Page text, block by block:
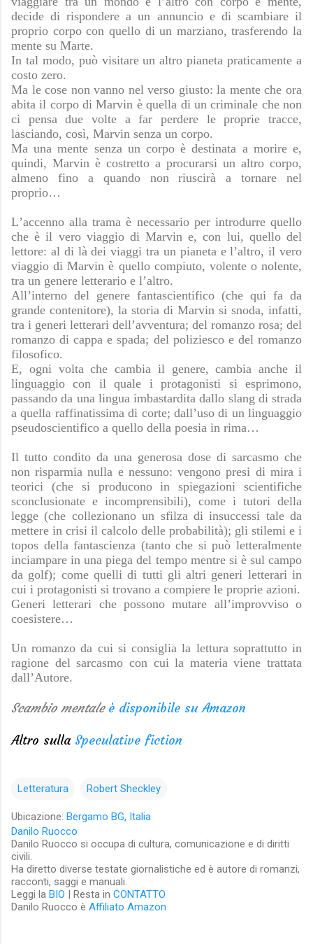
decide di rispondere a un annuncio e di scambiare il
proprio corpo con quello di un marziano, trasferendo la
mente su Marte.
In tal modo, può visitare un altro pianeta praticamente a
costo zero.
Ma le cose non vanno nel verso giusto: la mente che ora
abita il corpo di Marvin è quella di un criminale che non
ci pensa due volte a far perdere le proprie tracce,
lasciando, così, Marvin senza un corpo.
Ma una mente senza un corpo è destinata a morire e,
quindi, Marvin è costretto a procurarsi un altro corpo,
almeno fino a quando non riuscirà a tornare nel
proprio…
L’accenno alla trama è necessario per introdurre quello
che è il vero viaggio di Marvin e, con lui, quello del
lettore: al di là dei viaggi tra un pianeta e l’altro, il vero
viaggio di Marvin è quello compiuto, volente o nolente,
tra un genere letterario e l’altro.
All’interno del genere fantascientifico (che qui fa da
grande contenitore), la storia di Marvin si snoda, infatti,
tra i generi letterari dell’avventura; del romanzo rosa; del
romanzo di cappa e spada; del poliziesco e del romanzo
filosofico.
E, ogni volta che cambia il genere, cambia anche il
linguaggio con il quale i protagonisti si esprimono,
passando da una lingua imbastardita dallo slang di strada
a quella raffinatissima di corte; dall’uso di un linguaggio
pseudoscientifico a quello della poesia in rima…
Il tutto condito da una generosa dose di sarcasmo che
non risparmia nulla e nessuno: vengono presi di mira i
teorici (che si producono in spiegazioni scientifiche
sconclusionate e incomprensibili), come i tutori della
legge (che collezionano un sfilza di insuccessi tale da
mettere in crisi il calcolo delle probabilità); gli stilemi e i
topos della fantascienza (tanto che si può letteralmente
inciampare in una piega del tempo mentre si è sul campo
da golf); come quelli di tutti gli altri generi letterari in
cui i protagonisti si trovano a compiere le proprie azioni.
Generi letterari che possono mutare all’improvviso o
coesistere…
Un romanzo da cui si consiglia la lettura soprattutto in
ragione del sarcasmo con cui la materia viene trattata
dall’Autore.
Scambio mentale è disponibile su Amazon
Altro sulla Speculative fiction
Letteratura Robert Sheckley
Ubicazione: Bergamo BG, Italia
Danilo Ruocco
Danilo Ruocco si occupa di cultura, comunicazione e di diritti
civili.
Ha diretto diverse testate giornalistiche ed è autore di romanzi,
racconti, saggi e manuali.
Leggi la BIO | Resta in CONTATTO
Danilo Ruocco è Affiliato Amazon